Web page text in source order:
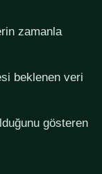
zamanla
beklenen veri
gösteren